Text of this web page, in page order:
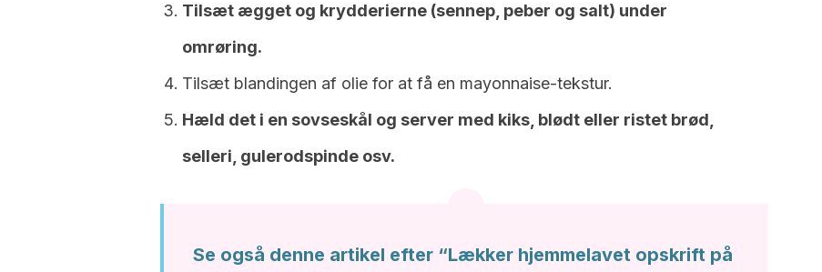
Tilsæt ægget og krydderierne (sennep, peber og salt) under
omrøring.
Tilsæt blandingen af olie for at få en mayonnaise-tekstur.
Hæld det i en sovseskål og server med kiks, blødt eller ristet brød,
selleri, gulerodspinde osv.
Se også denne artikel efter “Lækker hjemmelavet opskrift på